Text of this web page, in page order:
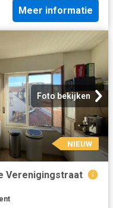
Meer informatie
Foto bekijken
NIEUW
Verenigingstraat